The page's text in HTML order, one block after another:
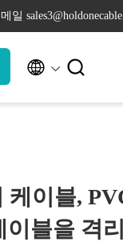
일
 
이블,
이블을 격